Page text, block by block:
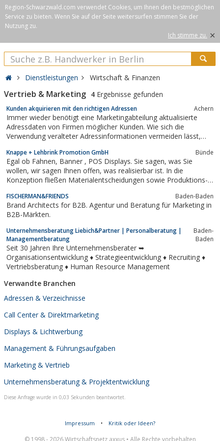
Region-Schwarzwald.com verwendet Cookies, um Ihnen den bestmöglichen
Service zu bieten. Wenn Sie auf der Seite weitersurfen stimmen Sie der
Nutzung zu.
Ich stimme zu. ×
Dienstleistungen Wirtschaft & Finanzen
Vertrieb & Marketing 4 Ergebnisse gefunden
Kunden akquirieren mit den richtigen Adressen Achern
Immer wieder benötigt eine Marketingabteilung aktualisierte
Adressdaten von Firmen möglicher Kunden. Wie sich die
Verwendung veralteter Adressinformationen vermeiden lässt,
adressen-kaufen.de.
Knappe + Lehbrink Promotion GmbH Bünde
Egal ob Fahnen, Banner , POS Displays. Sie sagen, was Sie
wollen, wir sagen Ihnen offen, was realisierbar ist. In die
Konzeption fließen Materialentscheidungen sowie Produktions-
Preisgestaltung ein. Vor einer aufwändigen Bemusterung treten
unsere Entwickler und Designer...
FISCHERMAN&FRIENDS Baden-Baden
Brand Architects for B2B. Agentur und Beratung für Marketing in
B2B-Märkten.
Unternehmensberatung Liebich&Partner | Personalberatung |
Managementberatung
Ba­den-
Ba­den
Seit 30 Jahren Ihre Unternehmensberater ➥
Organisationsentwicklung ♦ Strategieentwicklung ♦ Recruiting ♦
Vertriebsberatung ♦ Human Resource Management
Verwandte Branchen
Adressen & Verzeichnisse
Call Center & Direktmarketing
Displays & Lichtwerbung
Management & Führungsaufgaben
Marketing & Vertrieb
Unternehmensberatung & Projektentwicklung
Diese Anfrage wurde in 0,03 Sekunden beantwortet.
Impressum • Kritik oder Ideen?
© 1998 - 2026 Wirtschaftsnetz axxus • Alle Rechte vorbehalten